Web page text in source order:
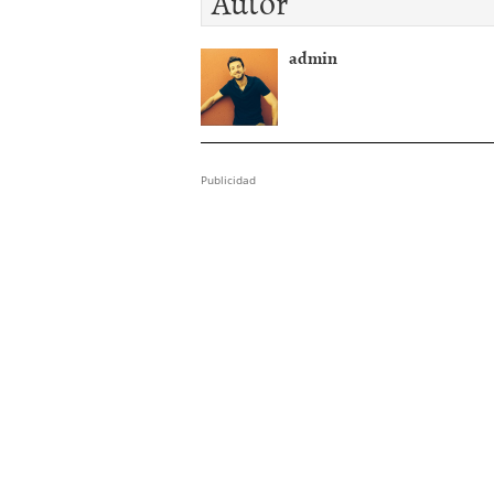
admin
Publicidad